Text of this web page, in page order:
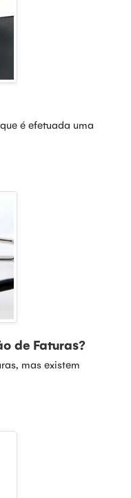
é efetuada uma
de Faturas?
mas existem